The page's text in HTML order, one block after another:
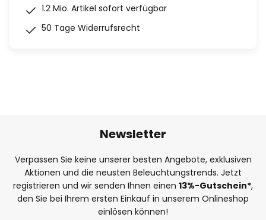
1.2 Mio. Artikel sofort verfügbar
50 Tage Widerrufsrecht
Newsletter
Verpassen Sie keine unserer besten Angebote, exklusiven
Aktionen und die neusten Beleuchtungstrends. Jetzt
registrieren und wir senden Ihnen einen 13%-Gutschein*,
den Sie bei Ihrem ersten Einkauf in unserem Onlineshop
einlösen können!